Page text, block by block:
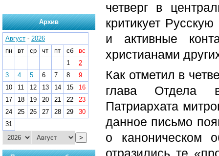
четверг в
критикует
и активные
христианами
Как отметил в
глава Отдела
Патриархата
данное письмо
о каноническом
отразились те
Архив
Август - 2026
пн
вт ср чт пт сб
вс
1
2
3
4 5 6 7 8
9
10
11 12 13 14 15
16
17
18 19 20 21 22
23
24
25 26 27 28 29
30
31
>